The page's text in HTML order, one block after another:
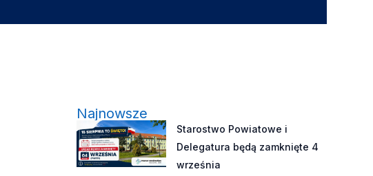
Najnowsze
Starostwo Powiatowe i
Delegatura będą zamknięte 4
września